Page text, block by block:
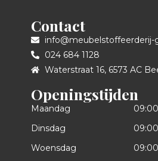
Contact
info@meubelstoffeerderij-
024 684 1128
Waterstraat 16, 6573 AC
Openingstijden
Maandag
Dinsdag
Woensdag